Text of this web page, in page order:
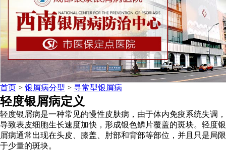
首页 > 银屑病分型 > 寻常型银屑病
轻度银屑病定义
轻度银屑病是一种常见的慢性皮肤病，由于体内免疫系统失调，
导致表皮细胞生长速度加快，形成银色鳞片覆盖的斑块。轻度银
屑病通常出现在头皮、膝盖、肘部和背部等部位，并且只是局限
于少量的斑块。